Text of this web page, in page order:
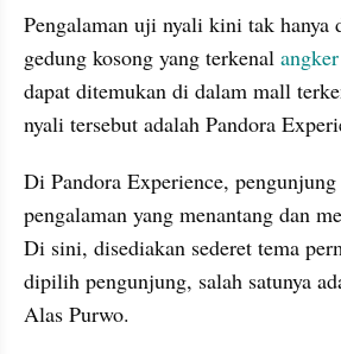
Pengalaman uji nyali kini tak hanya
gedung kosong yang terkenal angker
dapat ditemukan di dalam mall
nyali tersebut adalah Pandora
Di Pandora Experience, pengunjung
pengalaman yang menantang dan
Di sini, disediakan sederet tema
dipilih pengunjung, salah satunya
Alas Purwo.